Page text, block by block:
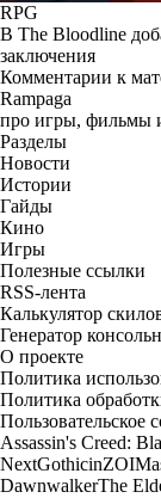
RPG
В The Bloodline
заключения
Комментарии к
Rampaga
про игры, фильмы
Разделы
Новости
Истории
Гайды
Кино
Игры
Полезные ссылки
RSS-лента
Калькулятор
Генератор
О проекте
Политика
Политика
Пользовательское
Assassin's Creed:
NextGothicinZOI
DawnwalkerThe